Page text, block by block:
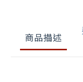
商品描述